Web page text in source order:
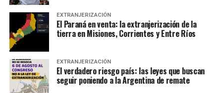
EXTRANJERIZACIÓN
El Paraná en venta: la extranjerización de la
tierra en Misiones, Corrientes y Entre Ríos
EXTRANJERIZACIÓN
El verdadero riesgo país: las leyes que buscan
seguir poniendo a la Argentina de remate